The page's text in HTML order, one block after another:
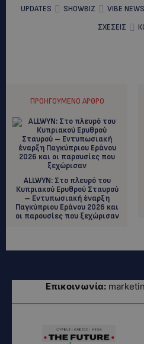
UPDATES SHOWBIZ VIBE NEWS
ΣΧΕΣΕΙΣ
ΠΡΟΗΓΟΎΜΕΝΟ ΆΡΘΡΟ
ALLWYN: Στο πλευρό του
Κυπριακού Ερυθρού Σταυρού
– Εντυπωσιακή έναρξη
Παγκύπριου Εράνου 2026 και
οι παρουσίες που ξεχώρισαν
Επικοινωνία: